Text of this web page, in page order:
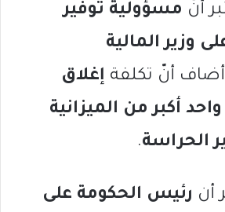
أنّ مسؤولية توفير
وزير المالية
أنّ تكلفة إغلاق
أكبر من الميزانية
الحراسة.
أن رئيس الحكومة على